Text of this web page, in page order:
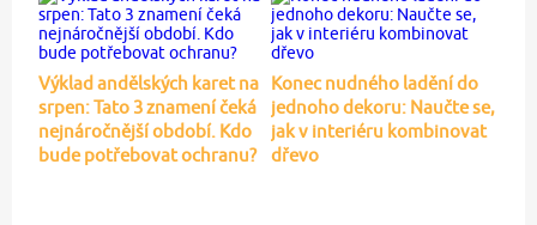
Výklad andělských karet na
srpen: Tato 3 znamení čeká
nejnáročnější období. Kdo
bude potřebovat ochranu?
Konec nudného ladění do
jednoho dekoru: Naučte se,
jak v interiéru kombinovat
dřevo